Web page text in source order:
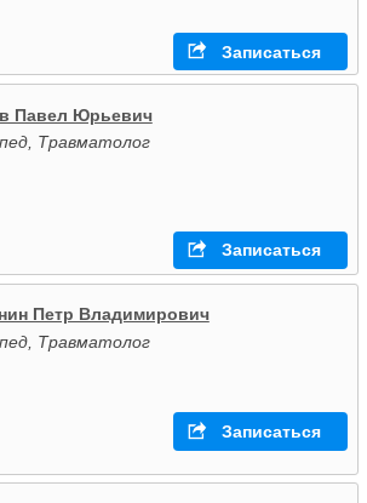
Записаться
Павел Юрьевич
Травматолог
Записаться
Петр Владимирович
Травматолог
Записаться